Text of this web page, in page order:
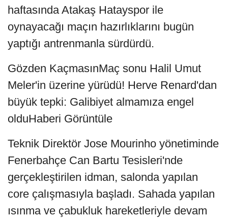
haftasında Atakaş Hatayspor ile
oynayacağı maçın hazırlıklarını bugün
yaptığı antrenmanla sürdürdü.
Gözden KaçmasınMaç sonu Halil Umut
Meler'in üzerine yürüdü! Herve Renard'dan
büyük tepki: Galibiyet almamıza engel
olduHaberi Görüntüle
Teknik Direktör Jose Mourinho yönetiminde
Fenerbahçe Can Bartu Tesisleri'nde
gerçekleştirilen idman, salonda yapılan
core çalışmasıyla başladı. Sahada yapılan
ısınma ve çabukluk hareketleriyle devam